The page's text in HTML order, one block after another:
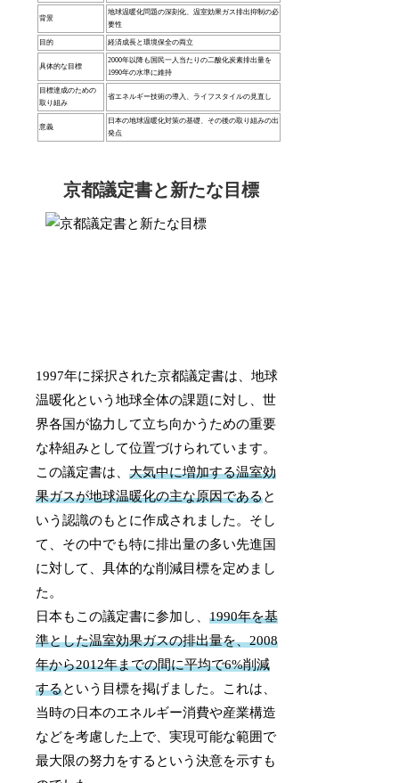
背景
地球温暖化問題の深刻化、温室効果ガス排出抑制の必
要性
目的 経済成長と環境保全の両立
具体的な目標
2000年以降も国民一人当たりの二酸化炭素排出量を
1990年の水準に維持
目標達成のための
取り組み
省エネルギー技術の導入、ライフスタイルの見直し
意義
日本の地球温暖化対策の基礎、その後の取り組みの出
発点
京都議定書と新たな目標
1997年に採択された京都議定書は、地球
温暖化という地球全体の課題に対し、世
界各国が協力して立ち向かうための重要
な枠組みとして位置づけられています。
この議定書は、大気中に増加する温室効
果ガスが地球温暖化の主な原因であると
いう認識のもとに作成されました。そし
て、その中でも特に排出量の多い先進国
に対して、具体的な削減目標を定めまし
た。
日本もこの議定書に参加し、1990年を基
準とした温室効果ガスの排出量を、2008
年から2012年までの間に平均で6%削減
するという目標を掲げました。これは、
当時の日本のエネルギー消費や産業構造
などを考慮した上で、実現可能な範囲で
最大限の努力をするという決意を示すも